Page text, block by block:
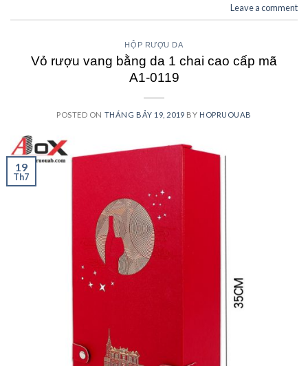
Leave a comment
HỘP RƯỢU DA
Vỏ rượu vang bằng da 1 chai cao cấp mã
A1-0119
POSTED ON THÁNG BẢY 19, 2019 BY HOPRUOUAB
19
Th7